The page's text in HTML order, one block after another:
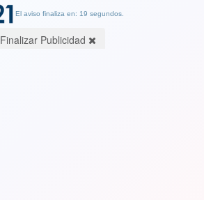
El aviso finaliza en: 19 segundos.
Finalizar Publicidad